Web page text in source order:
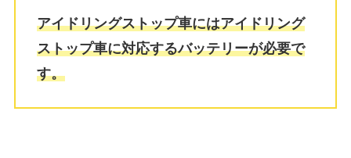
アイドリングストップ車にはアイドリング
ストップ車に対応するバッテリーが必要で
す。